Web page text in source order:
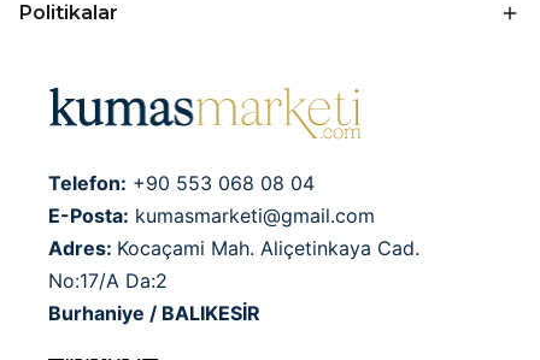
Politikalar
Telefon: +90 553 068 08 04
E-Posta: kumasmarketi@gmail.com
Adres: Kocaçami Mah. Aliçetinkaya Cad.
No:17/A Da:2
Burhaniye / BALIKESİR